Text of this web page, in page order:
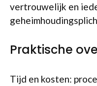
vertrouwelijk en
Praktische
Tijd en kosten: